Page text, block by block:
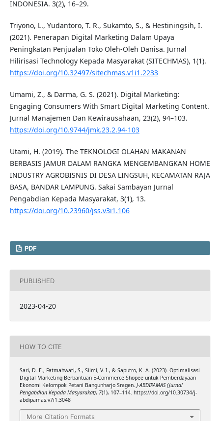
INDONESIA. 3(2), 16–29.
Triyono, L., Yudantoro, T. R., Sukamto, S., & Hestiningsih, I.
(2021). Penerapan Digital Marketing Dalam Upaya
Peningkatan Penjualan Toko Oleh-Oleh Danisa. Jurnal
Hilirisasi Technology Kepada Masyarakat (SITECHMAS), 1(1).
https://doi.org/10.32497/sitechmas.v1i1.2233
Umami, Z., & Darma, G. S. (2021). Digital Marketing:
Engaging Consumers With Smart Digital Marketing Content.
Jurnal Manajemen Dan Kewirausahaan, 23(2), 94–103.
https://doi.org/10.9744/jmk.23.2.94-103
Utami, H. (2019). The TEKNOLOGI OLAHAN MAKANAN
BERBASIS JAMUR DALAM RANGKA MENGEMBANGKAN HOME
INDUSTRY AGROBISNIS DI DESA LINGSUH, KECAMATAN RAJA
BASA, BANDAR LAMPUNG. Sakai Sambayan Jurnal
Pengabdian Kepada Masyarakat, 3(1), 13.
https://doi.org/10.23960/jss.v3i1.106
PDF
PUBLISHED
2023-04-20
HOW TO CITE
Sari, D. E., Fatmahwati, S., Silmi, V. I., & Saputro, K. A. (2023). Optimalisasi
Digital Marketing Berbantuan E-Commerce Shopee untuk Pemberdayaan
Ekonomi Kelompok Petani Bangunharjo Sragen. J-ABDIPAMAS (Jurnal
Pengabdian Kepada Masyarakat), 7(1), 107–114. https://doi.org/10.30734/j-
abdipamas.v7i1.3048
More Citation Formats